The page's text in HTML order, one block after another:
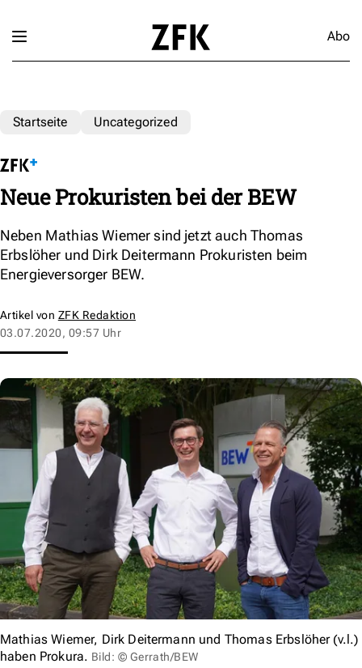
Abo
Startseite Uncategorized
Neue Prokuristen bei der BEW
Neben Mathias Wiemer sind jetzt auch Thomas
Erbslöher und Dirk Deitermann Prokuristen beim
Energieversorger BEW.
Artikel von ZFK Redaktion
03.07.2020, 09:57 Uhr
Mathias Wiemer, Dirk Deitermann und Thomas Erbslöher (v.l.)
haben Prokura. Bild: © Gerrath/BEW